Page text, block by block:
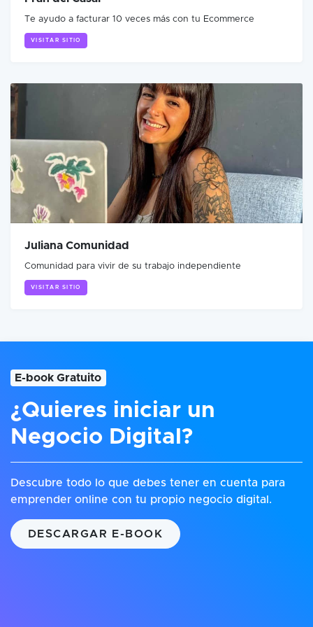
Te ayudo a facturar 10 veces más con tu Ecommerce
VISITAR SITIO
Juliana Comunidad
Comunidad para vivir de su trabajo independiente
VISITAR SITIO
E-book Gratuito
¿Quieres iniciar un
Negocio Digital?
Descubre todo lo que debes tener en cuenta para
emprender online con tu propio negocio digital.
DESCARGAR E-BOOK